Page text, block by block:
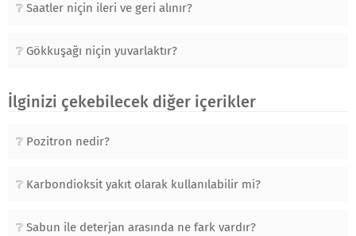
Saatler niçin ileri ve geri alınır?
Gökkuşağı niçin yuvarlaktır?
İlginizi çekebilecek diğer içerikler
Pozitron nedir?
Karbondioksit yakıt olarak kullanılabilir mi?
Sabun ile deterjan arasında ne fark vardır?